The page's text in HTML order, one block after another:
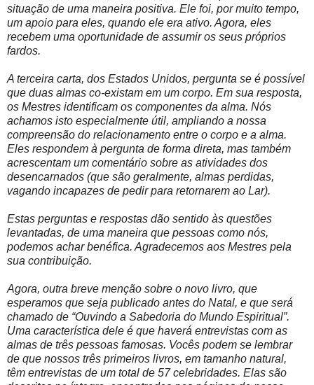
situação de uma maneira positiva. Ele foi, por muito tempo,
um apoio para eles, quando ele era ativo. Agora, eles
recebem uma oportunidade de assumir os seus próprios
fardos.
A terceira carta, dos Estados Unidos, pergunta se é possível
que duas almas co-existam em um corpo. Em sua resposta,
os Mestres identificam os componentes da alma. Nós
achamos isto especialmente útil, ampliando a nossa
compreensão do relacionamento entre o corpo e a alma.
Eles respondem à pergunta de forma direta, mas também
acrescentam um comentário sobre as atividades dos
desencarnados (que são geralmente, almas perdidas,
vagando incapazes de pedir para retornarem ao Lar).
Estas perguntas e respostas dão sentido às questões
levantadas, de uma maneira que pessoas como nós,
podemos achar benéfica. Agradecemos aos Mestres pela
sua contribuição.
Agora, outra breve menção sobre o novo livro, que
esperamos que seja publicado antes do Natal, e que será
chamado de “Ouvindo a Sabedoria do Mundo Espiritual”.
Uma característica dele é que haverá entrevistas com as
almas de três pessoas famosas. Vocês podem se lembrar
de que nossos três primeiros livros, em tamanho natural,
têm entrevistas de um total de 57 celebridades. Elas são